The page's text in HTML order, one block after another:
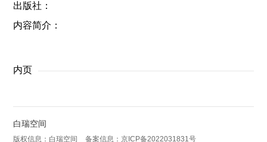
出版社：
内容简介：
内页
白瑞空间
版权信息：白瑞空间 备案信息：京ICP备2022031831号